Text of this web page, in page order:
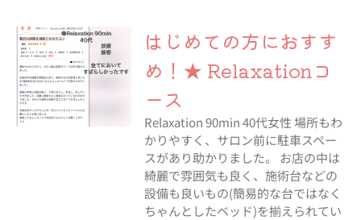
はじめての方におすす
め！★ Relaxationコ
ース
Relaxation 90min 40代女性 場所もわ
かりやすく、サロン前に駐車スペー
スがあり助かりました。 お店の中は
綺麗で雰囲気も良く、施術台などの
設備も良いもの(簡易的な台ではなく
ちゃんとしたベッド)を揃えられてい